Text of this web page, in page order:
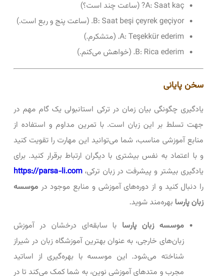
A: Saat kaç? (ساعت چند است؟)
B: Saat beşi çeyrek geçiyor. (ساعت پنج و ربع است.)
A: Teşekkür ederim. (متشکرم.)
B: Rica ederim. (خواهش می‌کنم.)
سخن پایانی
یادگیری چگونگی بیان زمان در ترکی استانبولی یک گام مهم در
جهت تسلط بر این زبان است. با تمرین مداوم و استفاده از
منابع آموزشی مناسب، شما می‌توانید این مهارت را تقویت کنید
و با اعتماد به نفس بیشتری با دیگران ارتباط برقرار کنید. برای
یادگیری بیشتر و پیشرفت در زبان ترکی، https://parsa-li.com
را دنبال کنید و از دوره‌های آموزشی و منابع موجود در موسسه
زبان پارسا بهره‌مند شوید.
موسسه زبان پارسا با سابقه‌ای درخشان در آموزش
زبان‌های خارجی، به عنوان بهترین آموزشگاه زبان در شیراز
شناخته می‌شود. این موسسه با بهره‌گیری از اساتید
مجرب و متدهای آموزشی نوین، به شما کمک می‌کند تا در